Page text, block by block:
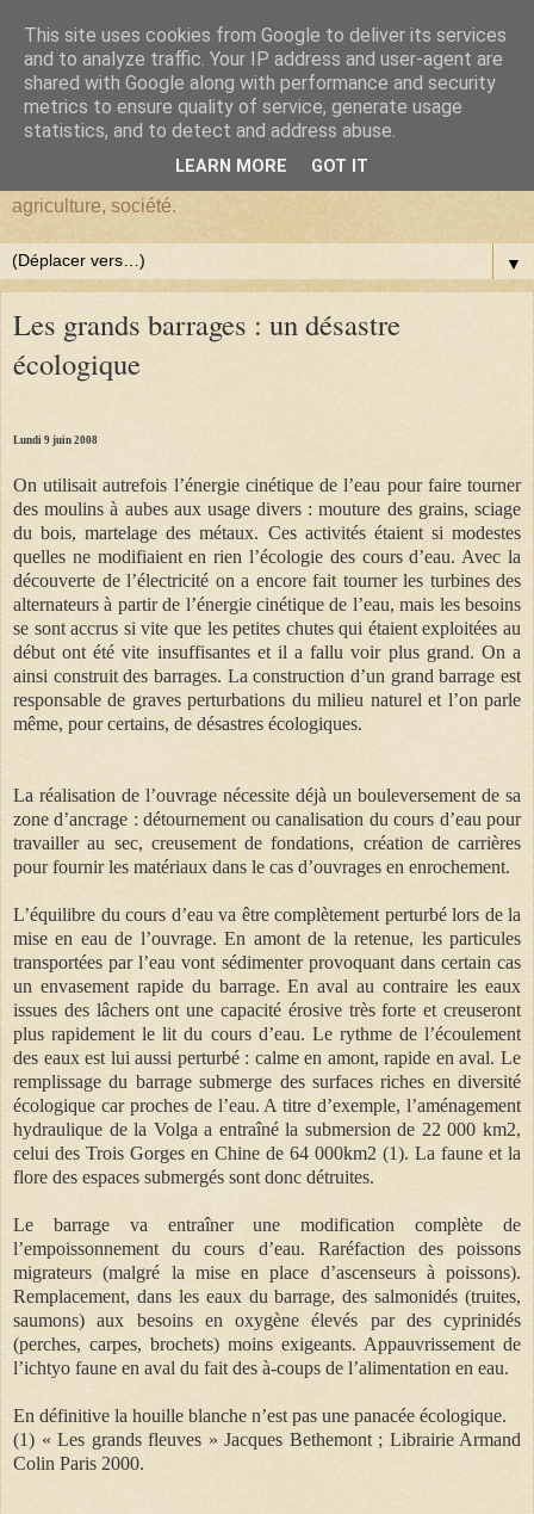
BlogHardi
Vous êtes sur BlogHardi, vous y trouverez les réflexions d'un
agriculture, société.
▼
Les grands barrages : un désastre
écologique
Lundi 9 juin 2008
On utilisait autrefois l’énergie cinétique de l’eau pour faire tourner
des moulins à aubes aux usage divers : mouture des grains, sciage
du bois, martelage des métaux. Ces activités étaient si modestes
quelles ne modifiaient en rien l’écologie des cours d’eau. Avec la
découverte de l’électricité on a encore fait tourner les turbines des
alternateurs à partir de l’énergie cinétique de l’eau, mais les besoins
se sont accrus si vite que les petites chutes qui étaient exploitées au
début ont été vite insuffisantes et il a fallu voir plus grand. On a
ainsi construit des barrages. La construction d’un grand barrage est
responsable de graves perturbations du milieu naturel et l’on parle
même, pour certains, de désastres écologiques.
La réalisation de l’ouvrage nécessite déjà un bouleversement de sa
zone d’ancrage : détournement ou canalisation du cours d’eau pour
travailler au sec, creusement de fondations, création de carrières
pour fournir les matériaux dans le cas d’ouvrages en enrochement.
L’équilibre du cours d’eau va être complètement perturbé lors de la
mise en eau de l’ouvrage. En amont de la retenue, les particules
transportées par l’eau vont sédimenter provoquant dans certain cas
un envasement rapide du barrage. En aval au contraire les eaux
issues des lâchers ont une capacité érosive très forte et creuseront
plus rapidement le lit du cours d’eau. Le rythme de l’écoulement
des eaux est lui aussi perturbé : calme en amont, rapide en aval. Le
remplissage du barrage submerge des surfaces riches en diversité
écologique car proches de l’eau. A titre d’exemple, l’aménagement
hydraulique de la Volga a entraîné la submersion de 22 000 km2,
celui des Trois Gorges en Chine de 64 000km2 (1). La faune et la
flore des espaces submergés sont donc détruites.
Le barrage va entraîner une modification complète de
l’empoissonnement du cours d’eau. Raréfaction des poissons
migrateurs (malgré la mise en place d’ascenseurs à poissons).
Remplacement, dans les eaux du barrage, des salmonidés (truites,
saumons) aux besoins en oxygène élevés par des cyprinidés
(perches, carpes, brochets) moins exigeants. Appauvrissement de
l’ichtyo faune en aval du fait des à-coups de l’alimentation en eau.
En définitive la houille blanche n’est pas une panacée écologique.
(1) « Les grands fleuves » Jacques Bethemont ; Librairie Armand
Colin Paris 2000.
This site uses cookies from Google to deliver its services
and to analyze traffic. Your IP address and user-agent are
shared with Google along with performance and security
metrics to ensure quality of service, generate usage
statistics, and to detect and address abuse.
LEARN MORE GOT IT